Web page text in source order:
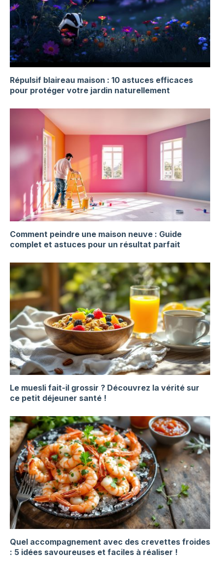
Répulsif blaireau maison : 10 astuces efficaces
pour protéger votre jardin naturellement
Comment peindre une maison neuve : Guide
complet et astuces pour un résultat parfait
Le muesli fait-il grossir ? Découvrez la vérité sur
ce petit déjeuner santé !
Quel accompagnement avec des crevettes froides
: 5 idées savoureuses et faciles à réaliser !